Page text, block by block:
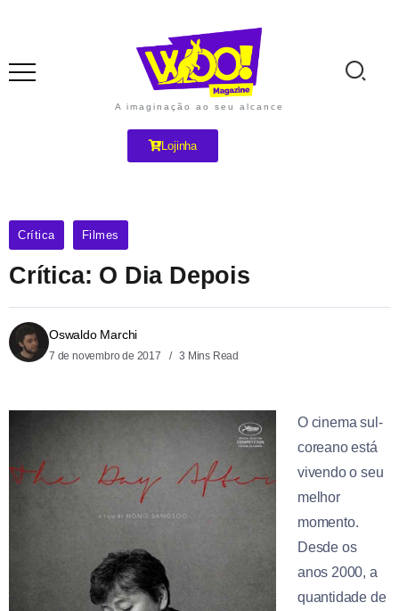
A imaginação ao seu alcance
Lojinha
Crítica Filmes
Crítica: O Dia Depois
Oswaldo Marchi
7 de novembro de 2017 3 Mins Read
O cinema sul-
coreano está
vivendo o seu
melhor
momento.
Desde os
anos 2000, a
quantidade de